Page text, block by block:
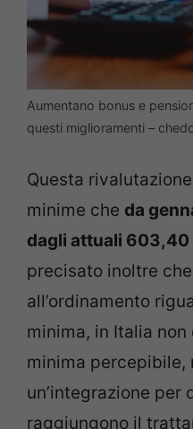
Aumentano bonus e
questi miglioramenti –
Questa
minime che da
dagli attuali 603,40
precisato inoltre
all’ordinamento
minima, in Italia
minima percepibile,
un’integrazione per
raggiungono il